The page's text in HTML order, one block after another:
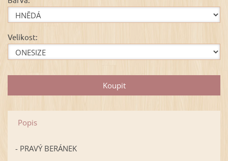
Velikost:
Popis
- PRAVÝ BERÁNEK